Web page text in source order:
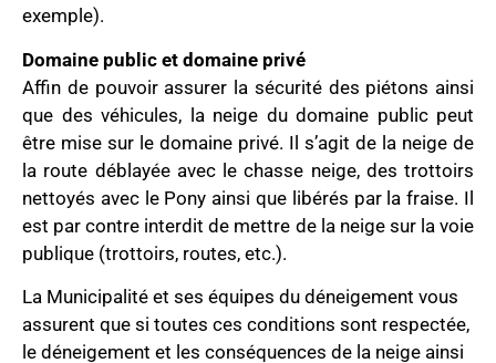
exemple).
Domaine public et domaine privé
Affin de pouvoir assurer la sécurité des piétons ainsi
que des véhicules, la neige du domaine public peut
être mise sur le domaine privé. Il s’agit de la neige de
la route déblayée avec le chasse neige, des trottoirs
nettoyés avec le Pony ainsi que libérés par la fraise. Il
est par contre interditde mettre de la neige sur la voie
publique (trottoirs, routes, etc.).
La Municipalité et ses équipes du déneigement vous
assurent que si toutes ces conditions sont respectée,
le déneigement et les conséquences de la neige ainsi